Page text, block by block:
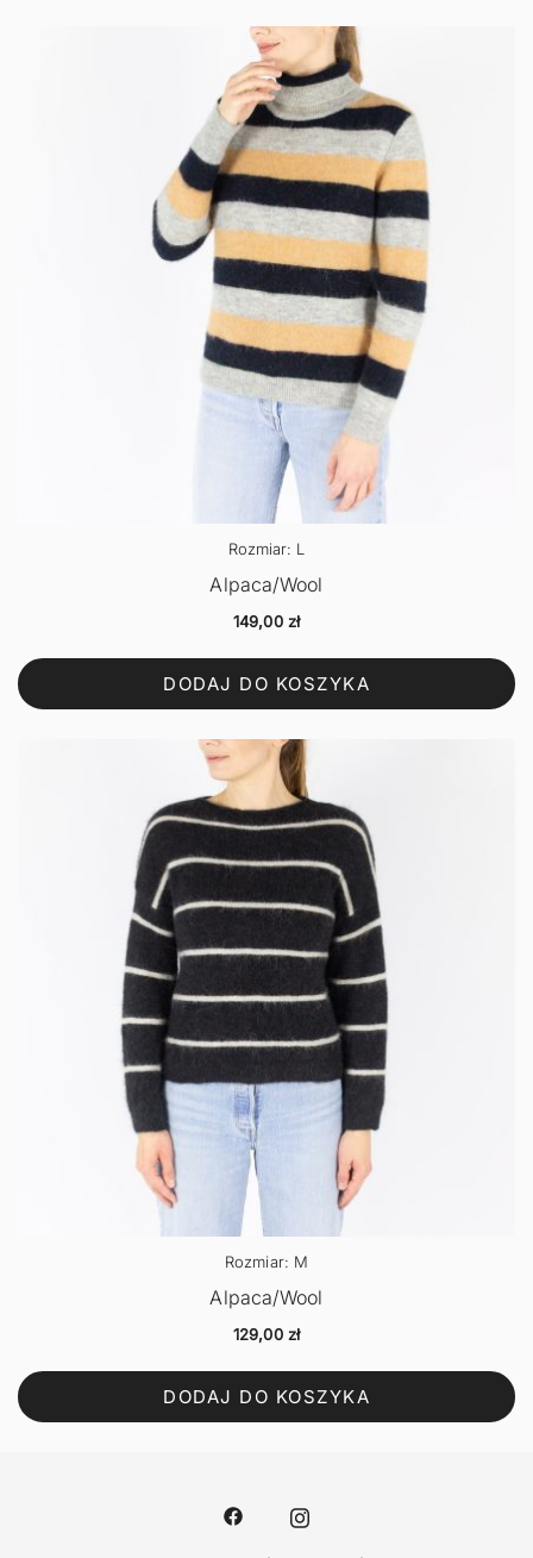
Rozmiar: L
Alpaca/Wool
149,00 zł
DODAJ DO KOSZYKA
Rozmiar: M
Alpaca/Wool
129,00 zł
DODAJ DO KOSZYKA